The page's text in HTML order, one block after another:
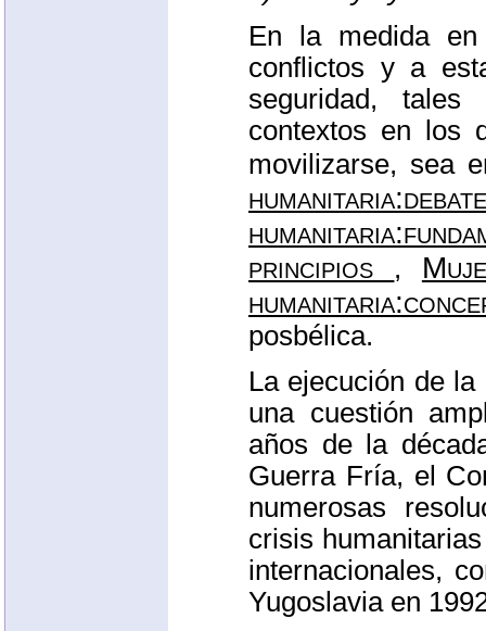
En la medida
conflictos y a
seguridad, tales
contextos en los
movilizarse, sea
principios
,
posbélica.
La ejecución de
una cuestión
años de la
Guerra Fría, el
numerosas
crisis
internacionales,
Yugoslavia en